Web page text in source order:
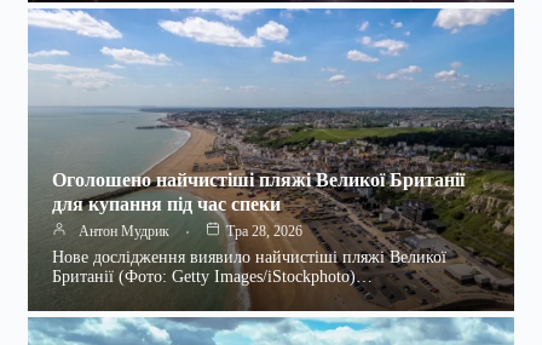
Оголошено найчистіші пляжі Великої Британії
для купання під час спеки
Антон Мудрик Тра 28, 2026
Нове дослідження виявило найчистіші пляжі Великої
Британії (Фото: Getty Images/iStockphoto)…